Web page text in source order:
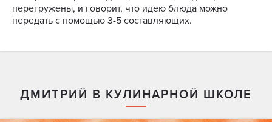
перегружены, и говорит, что идею блюда можно
передать с помощью 3-5 составляющих.
ДМИТРИЙ В КУЛИНАРНОЙ ШКОЛЕ